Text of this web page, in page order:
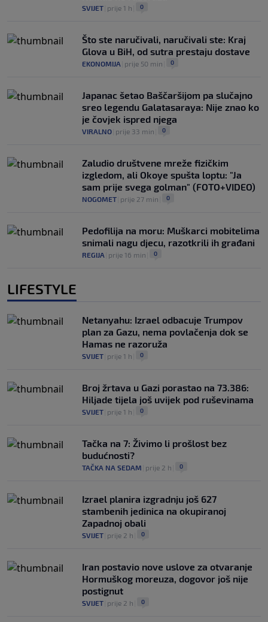
SVIJET prije 1 h 0
Što ste naručivali, naručivali ste: Kraj
Glova u BiH, od sutra prestaju dostave
EKONOMIJA prije 50 min 0
Japanac šetao Baščaršijom pa slučajno
sreo legendu Galatasaraya: Nije znao ko
je čovjek ispred njega
VIRALNO prije 33 min 0
Zaludio društvene mreže fizičkim
izgledom, ali Okoye spušta loptu: "Ja
sam prije svega golman" (FOTO+VIDEO)
NOGOMET prije 27 min 0
Pedofilija na moru: Muškarci mobitelima
snimali nagu djecu, razotkrili ih građani
REGIJA prije 16 min 0
LIFESTYLE
Netanyahu: Izrael odbacuje Trumpov
plan za Gazu, nema povlačenja dok se
Hamas ne razoruža
SVIJET prije 1 h 0
Broj žrtava u Gazi porastao na 73.386:
Hiljade tijela još uvijek pod ruševinama
SVIJET prije 1 h 0
Tačka na 7: Živimo li prošlost bez
budućnosti?
TAČKA NA SEDAM prije 2 h 0
Izrael planira izgradnju još 627
stambenih jedinica na okupiranoj
Zapadnoj obali
SVIJET prije 2 h 0
Iran postavio nove uslove za otvaranje
Hormuškog moreuza, dogovor još nije
postignut
SVIJET prije 2 h 0